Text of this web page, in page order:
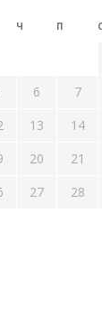
Ч П С
6 7
13 14
20 21
27 28